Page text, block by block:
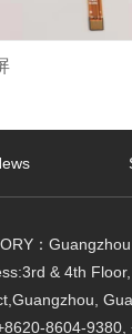
：
& 4th
8604-